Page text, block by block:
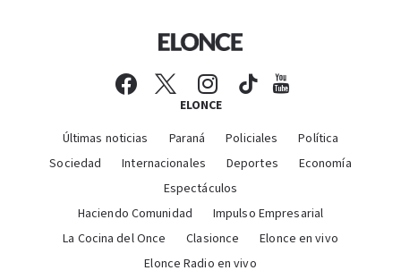
ELONCE
Últimas noticias Paraná Policiales
Política
Sociedad
Internacionales Deportes
Economía
Espectáculos
Haciendo Comunidad
Impulso Empresarial
La Cocina del Once
Clasionce
Elonce en vivo
Elonce Radio en vivo